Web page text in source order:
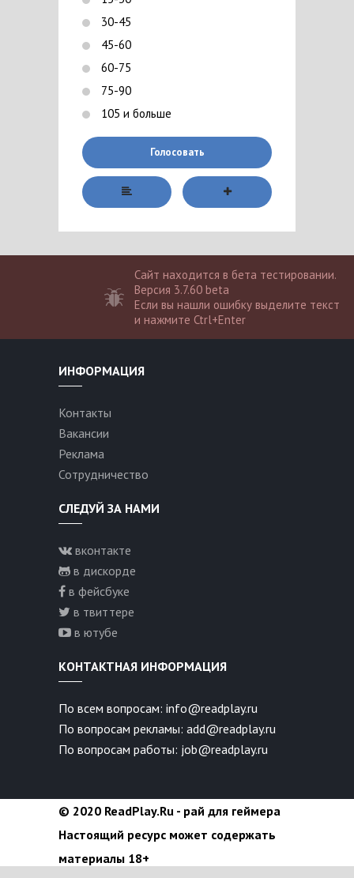
30-45
45-60
60-75
75-90
105 и больше
Голосовать
Сайт находится в бета тестировании.
Версия 3.7.60 beta
Если вы нашли ошибку выделите текст
и нажмите Ctrl+Enter
ИНФОРМАЦИЯ
Контакты
Вакансии
Реклама
Сотрудничество
СЛЕДУЙ ЗА НАМИ
вконтакте
в дискорде
в фейсбуке
в твиттере
в ютубе
КОНТАКТНАЯ ИНФОРМАЦИЯ
По всем вопросам: info@readplay.ru
По вопросам рекламы: add@readplay.ru
По вопросам работы: job@readplay.ru
© 2020 ReadPlay.Ru - рай для геймера
Настоящий ресурс может содержать
материалы 18+